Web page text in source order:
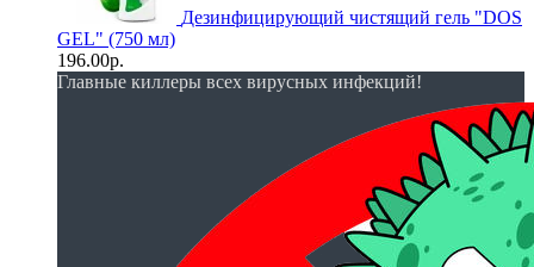
Дезинфицирующий чистящий гель "DOS
GEL" (750 мл)
196.00р.
Главные киллеры всех вирусных инфекций!